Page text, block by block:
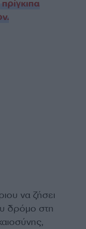
πρίγκιπα
να ζήσει
δρόμο στη